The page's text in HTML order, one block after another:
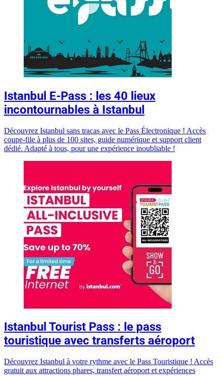
Istanbul E-Pass : les 40 lieux
incontournables à Istanbul
Découvrez Istanbul sans tracas avec le Pass Électronique ! Accès
coupe-file à plus de 100 sites, guide numérique et support client
dédié. Adapté à tous, pour une expérience inoubliable !
Istanbul Tourist Pass : le pass
touristique avec transferts aéroport
Découvrez Istanbul à votre rythme avec le Pass Touristique ! Accès
gratuit aux attractions phares, transfert aéroport et expériences